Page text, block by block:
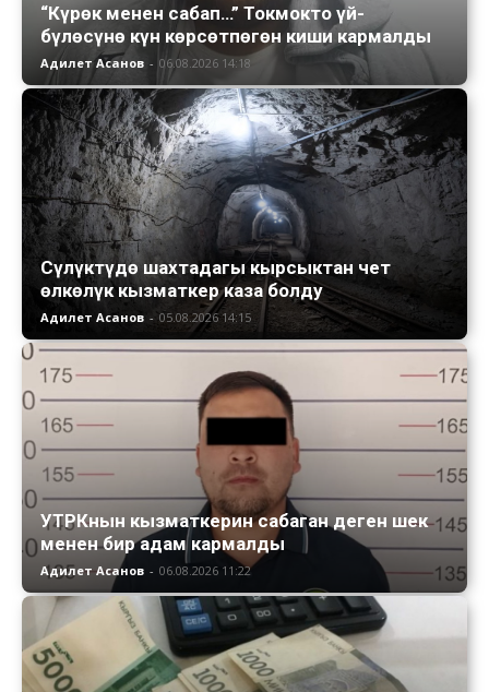
“Күрөк менен сабап…” Токмокто үй-
бүлөсүнө күн көрсөтпөгөн киши кармалды
Адилет Асанов - 06.08.2026 14:18
Сүлүктүдө шахтадагы кырсыктан чет
өлкөлүк кызматкер каза болду
Адилет Асанов - 05.08.2026 14:15
УТРКнын кызматкерин сабаган деген шек
менен бир адам кармалды
Адилет Асанов - 06.08.2026 11:22